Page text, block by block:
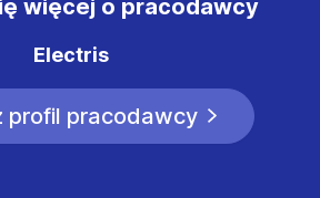
więcej o pracodawcy
Electris
profil pracodawcy